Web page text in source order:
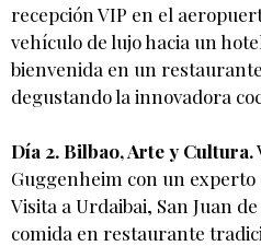
recepción VIP en el
vehículo de lujo hacia un
bienvenida en un
degustando la innovadora
Día 2. Bilbao, Arte y Cultura.
Guggenheim con un
Visita a Urdaibai, San Juan
comida en restaurante